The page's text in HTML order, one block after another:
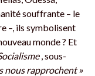
souffrante – le
–, ils symbo­lisent
monde ? Et
, sous-
nous rapprochent »